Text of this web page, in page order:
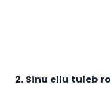
2. Sinu ellu tuleb